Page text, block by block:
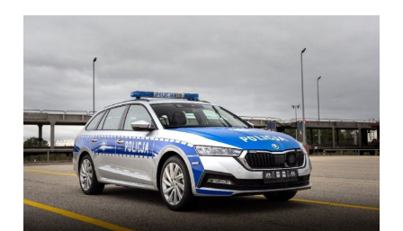
za
dopravní
přestupky.
Bude
zabavovat
auta
a
zavede
doživotní
zákaz
řízení